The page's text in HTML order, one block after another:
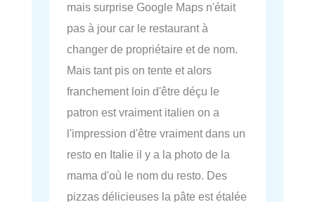
mais surprise Google Maps n'était
pas à jour car le restaurant à
changer de propriétaire et de nom.
Mais tant pis on tente et alors
franchement loin d'être déçu le
patron est vraiment italien on a
l'impression d'être vraiment dans un
resto en Italie il y a la photo de la
mama d'où le nom du resto. Des
pizzas délicieuses la pâte est étalée